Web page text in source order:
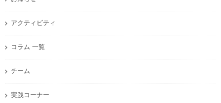
アクティビティ
コラム 一覧
チーム
実践コーナー